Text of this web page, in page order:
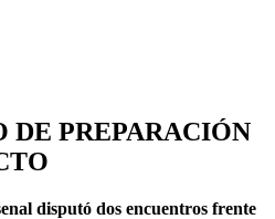
DE PREPARACIÓN
disputó dos encuentros frente